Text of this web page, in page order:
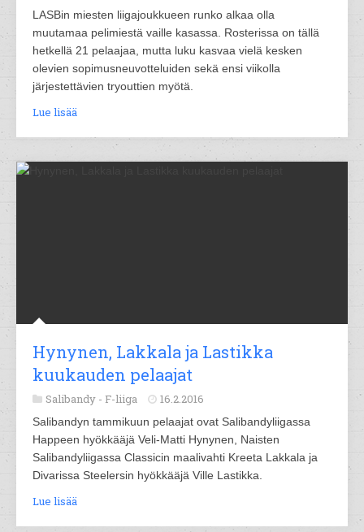
LASBin miesten liigajoukkueen runko alkaa olla
muutamaa pelimiestä vaille kasassa. Rosterissa on tällä
hetkellä 21 pelaajaa, mutta luku kasvaa vielä kesken
olevien sopimusneuvotteluiden sekä ensi viikolla
järjestettävien tryouttien myötä.
Lue lisää
Hynynen, Lakkala ja Lastikka
kuukauden pelaajat
Salibandy - F-liiga 16.2.2016
Salibandyn tammikuun pelaajat ovat Salibandyliigassa
Happeen hyökkääjä Veli-Matti Hynynen, Naisten
Salibandyliigassa Classicin maalivahti Kreeta Lakkala ja
Divarissa Steelersin hyökkääjä Ville Lastikka.
Lue lisää